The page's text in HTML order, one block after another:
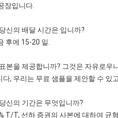
장입니다.
신의 배달 시간은 입니까?
후에 15-20 일.
본을 제공합니까? 그것은 자유로우
다, 우리는 무료 샘플을 제안할 수 있
신의 기간은 무엇입니까?
T/T, 선하 증권의 사본에 대하여 균형.